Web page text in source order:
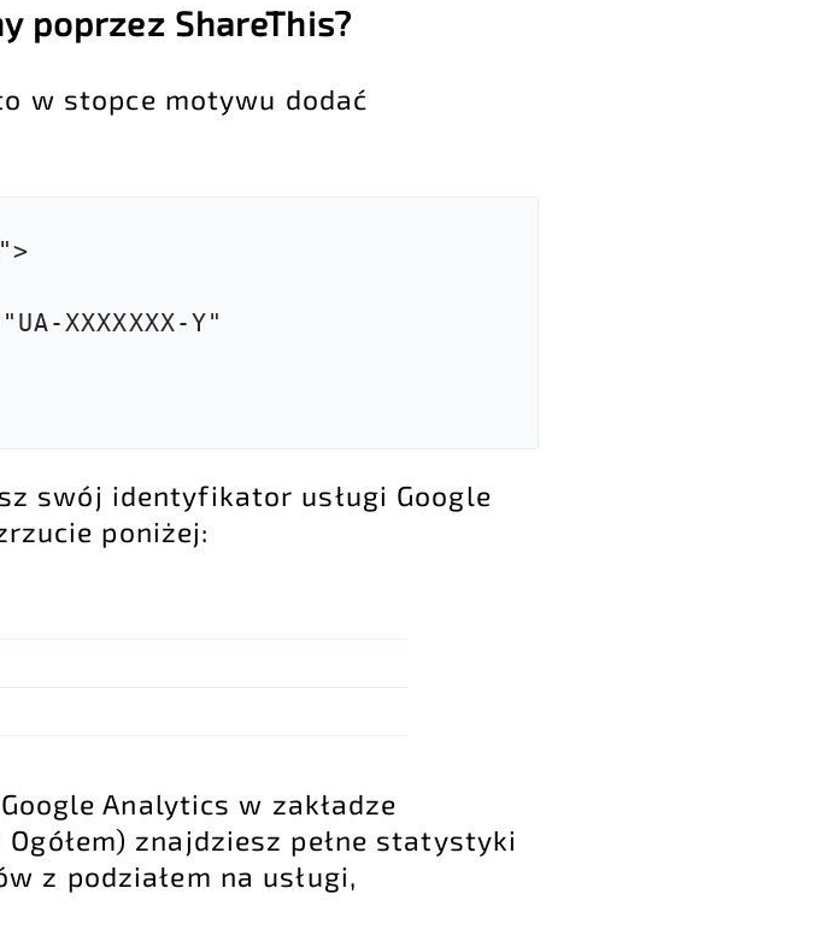
poprzez ShareThis?
w stopce motywu dodać
swój identyfikator usługi Google
poniżej:
Analytics w zakładze
znajdziesz pełne statystyki
z podziałem na usługi,